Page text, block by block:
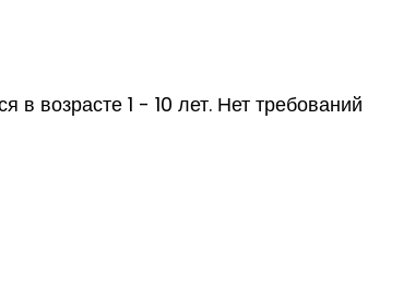
возрасте 1 - 10 лет. Нет требований